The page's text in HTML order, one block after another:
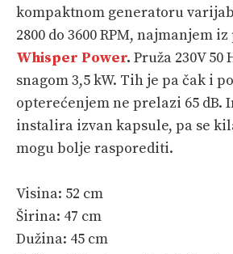
kompaktnom generatoru
2800 do 3600 RPM, najmanjem
Whisper Power. Pruža 230V
snagom 3,5 kW. Tih je pa čak i
opterećenjem ne prelazi 65 dB.
instalira izvan kapsule, pa se
mogu bolje rasporediti.
Visina: 52 cm
Širina: 47 cm
Dužina: 45 cm